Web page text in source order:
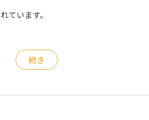
ています。
続き